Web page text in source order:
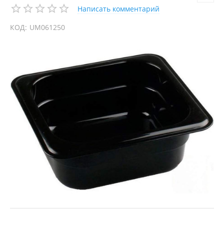
Написать комментарий
КОД: UM061250